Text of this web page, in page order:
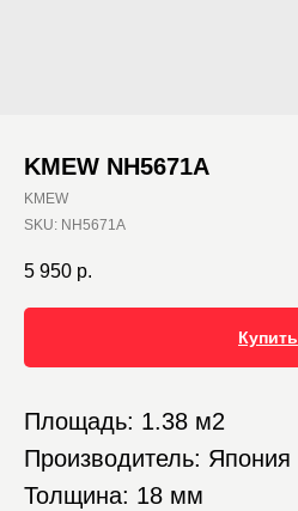
KMEW NH5671A
KMEW
SKU: NH5671A
5 950 р.
Купить
Площадь: 1.38 м2
Производитель: Япония
Толщина: 18 мм